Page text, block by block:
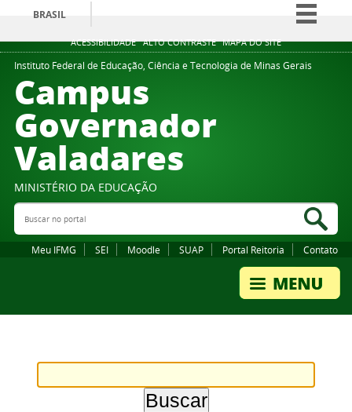
ACESSIBILIDADE ALTO CONTRASTE MAPA DO SITE
BRASIL
Simplifique!
Comunica BR
Instituto Federal de Educação, Ciência e Tecnologia de Minas Gerais
Campus
Governador
Valadares
MINISTÉRIO DA EDUCAÇÃO
Buscar no portal
Meu IFMG SEI Moodle SUAP Portal Reitoria Contato